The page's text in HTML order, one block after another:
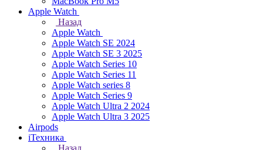
Apple Watch
Назад
Apple Watch
Apple Watch SE 2024
Apple Watch SE 3 2025
Apple Watch Series 10
Apple Watch Series 11
Apple Watch series 8
Apple Watch Series 9
Apple Watch Ultra 2 2024
Apple Watch Ultra 3 2025
Airpods
iТехника
Назад